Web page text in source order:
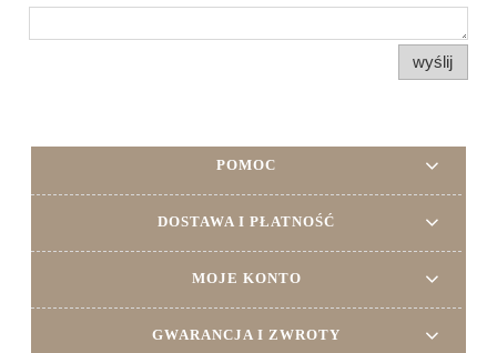
wyślij
POMOC
DOSTAWA I PŁATNOŚĆ
MOJE KONTO
GWARANCJA I ZWROTY